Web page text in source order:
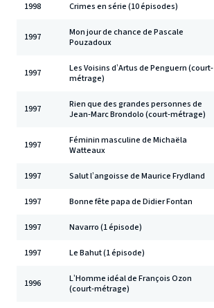
1998 Crimes en série (10 épisodes)
1997
Mon jour de chance de Pascale
Pouzadoux
1997
Les Voisins d’Artus de Penguern (court-
métrage)
1997
Rien que des grandes personnes de
Jean-Marc Brondolo (court-métrage)
1997
Féminin masculine de Michaëla
Watteaux
1997 Salut l’angoisse de Maurice Frydland
1997 Bonne fête papa de Didier Fontan
1997 Navarro (1 épisode)
1997 Le Bahut (1 épisode)
1996
L’Homme idéal de François Ozon
(court-métrage)